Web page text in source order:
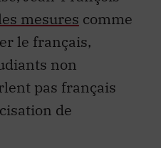
mesures
le français,
non
pas français
de